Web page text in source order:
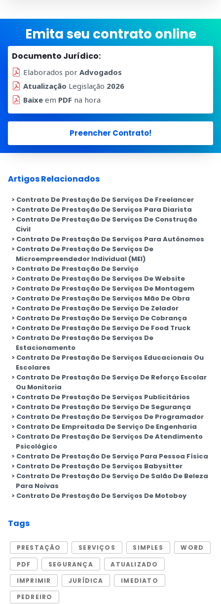
Emita seu contrato online
Documento Jurídico:
Elaborados por Advogados
Atualização Legislação 2026
Baixe em PDF na hora
Preencher Contrato!
Artigos Relacionados
Contrato De Prestação De Serviços De Freelancer
Contrato De Prestação De Serviços Para Diarista
Contrato De Prestação De Serviços De Construção
Civil
Contrato De Prestação De Serviços Para Autônomos
Contrato De Prestação De Serviços De
Microempreendedor Individual (MEI)
Contrato De Prestação De Serviço
Contrato De Prestação De Serviços De Website
Contrato De Prestação De Serviços De Montagem
Contrato De Prestação De Serviços Mão De Obra
Contrato De Prestação De Serviço De Zelador
Contrato De Prestação De Serviço De Cobrança
Contrato De Prestação De Serviço De Food Truck
Contrato De Prestação De Serviços De
Estacionamento
Contrato De Prestação De Serviços Educacionais Ou
Escolares
Contrato De Prestação De Serviço De Reforço Escolar
Ou Monitoria
Contrato De Prestação De Serviços Publicitários
Contrato De Prestação De Serviço De Segurança
Contrato De Prestação De Serviços De Programador
Contrato De Empreitada De Serviço De Engenharia
Contrato De Prestação De Serviços De Atendimento
Psicológico
Contrato De Prestação De Serviço Para Pessoa Física
Contrato De Prestação De Serviços Babysitter
Contrato De Prestação De Serviço De Salão De Beleza
Para Noivas
Contrato De Prestação De Serviços De Motoboy
Tags
PRESTAÇÃO SERVIÇOS SIMPLES
WORD
PDF
SEGURANÇA
ATUALIZADO
IMPRIMIR
JURÍDICA
IMEDIATO
PEDREIRO